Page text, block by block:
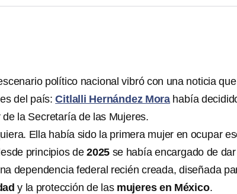
político nacional vibró con una noticia que
del país: Citlalli Hernández Mora había
la Secretaría de las Mujeres.
Ella había sido la primera mujer en ocupar
principios de2025 se había encargado de dar
dependencia federal recién creada, diseñada
y la protección de las mujeres en México.